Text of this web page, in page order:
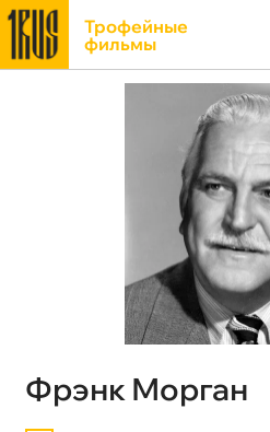
Трофейные
фильмы
Фрэнк Морган